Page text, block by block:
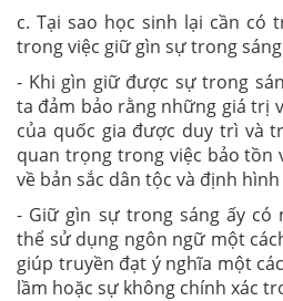
c. Tại sao học sinh lại cần có
trong việc giữ gìn sự trong sáng
- Khi gìn giữ được sự trong
ta đảm bảo rằng những giá trị
của quốc gia được duy trì và
quan trọng trong việc bảo tồn
về bản sắc dân tộc và định
- Giữ gìn sự trong sáng ấy có
thể sử dụng ngôn ngữ một
giúp truyền đạt ý nghĩa một
lầm hoặc sự không chính xác